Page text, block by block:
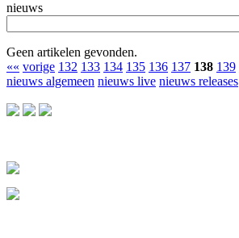
nieuws
Geen artikelen gevonden.
«« vorige 132 133 134 135 136 137 138 139
nieuws algemeen nieuws live nieuws releases